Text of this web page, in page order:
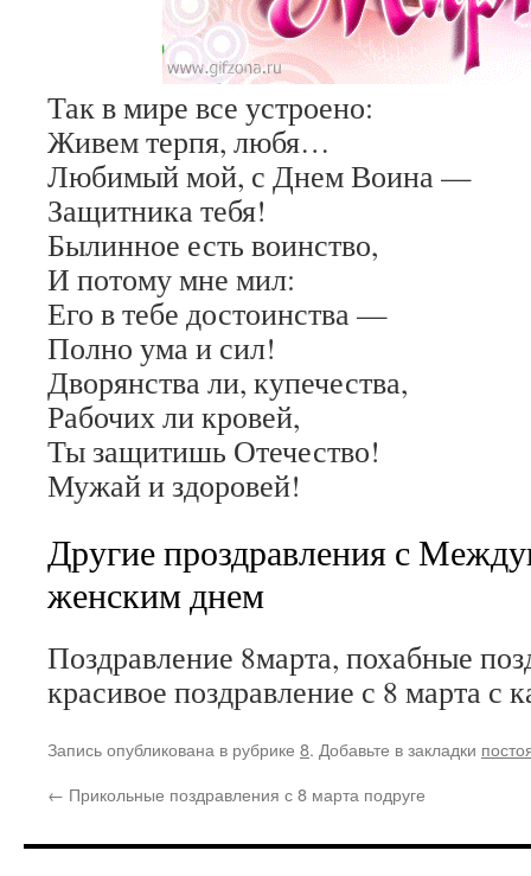
Так в мире все устроено:
Живем терпя, любя…
Любимый мой, с Днем Воина —
Защитника тебя!
Былинное есть воинство,
И потому мне мил:
Его в тебе достоинства —
Полно ума и сил!
Дворянства ли, купечества,
Рабочих ли кровей,
Ты защитишь Отечество!
Мужай и здоровей!
Другие проздравления с
женским днем
Поздравление 8марта, похабные
красивое поздравление с 8 марта с
Запись опубликована в рубрике 8. Добавьте в закладки
← Прикольные поздравления с 8 марта подруге